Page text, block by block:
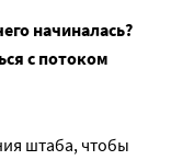
начиналась?
с потоком
штаба, чтобы